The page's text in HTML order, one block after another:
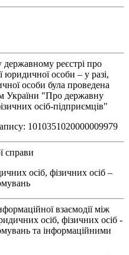
реєстрі про
юридичної особи – у разі,
особи була проведена
України "Про державну
осіб-підприємців"
1010351020000009979
справи
осіб, фізичних осіб –
взаємодії між
осіб, фізичних осіб -
та інформаційними